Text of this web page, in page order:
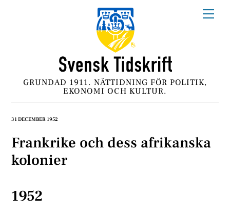
GRUNDAD 1911. NÄTTIDNING FÖR POLITIK,
EKONOMI OCH KULTUR.
31 DECEMBER 1952
Frankrike och dess afrikanska
kolonier
1952